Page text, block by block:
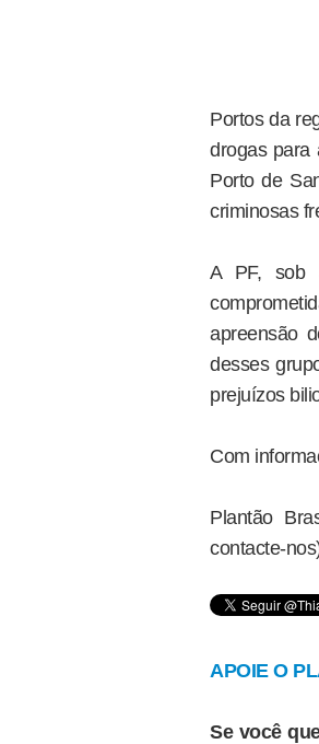
Portos da
drogas para
Porto de
criminosas
A PF, sob
apreensão
desses
prejuízos
Com
Plantão
contacte-
APOIE O
Se você